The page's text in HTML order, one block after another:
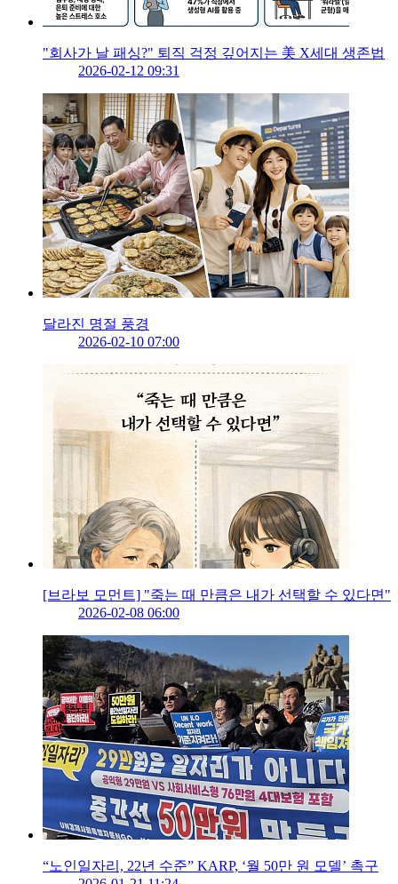
"회사가 날 패싱?" 퇴직 걱정 깊어지는 美 X세대 생존법
2026-02-12 09:31
달라진 명절 풍경
2026-02-10 07:00
[브라보 모먼트] "죽는 때 만큼은 내가 선택할 수 있다면"
2026-02-08 06:00
“노인일자리, 22년 수준” KARP, ‘월 50만 원 모델’ 촉구